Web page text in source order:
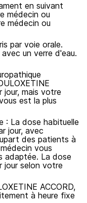
en suivant
médecin ou
médecin ou
par voie orale.
un verre d'eau.
jour, mais votre
est la plus
: La dose habituelle
jour, avec
des patients à
vous
adaptée. La dose
jour selon votre
ACCORD,
à heure fixe